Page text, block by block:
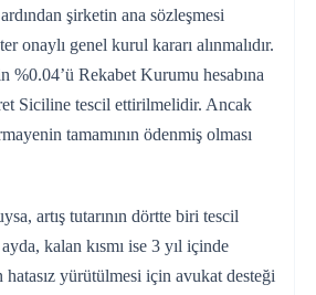
ardından şirketin ana sözleşmesi
onaylı genel kurul kararı alınmalıdır.
%0.04’ü Rekabet Kurumu hesabına
Siciline tescil ettirilmelidir. Ancak
tamamının ödenmiş olması
artış tutarının dörtte biri tescil
kalan kısmı ise 3 yıl içinde
yürütülmesi için avukat desteği